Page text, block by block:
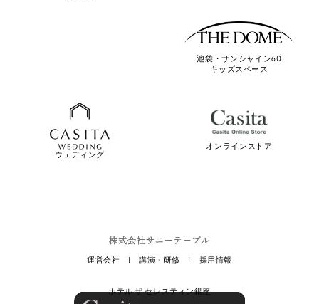
池袋・サンシャイン60
キッズスペース
ウェディング
オンラインストア
運営会社 |講演・研修 | 採用情報
ホテル ザ セレスティン銀座